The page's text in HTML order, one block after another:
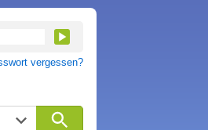
vergessen?